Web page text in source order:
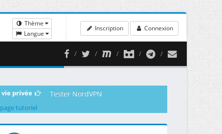
Thème
Langue
Inscription Connexion
privée Tester NordVPN
tutoriel